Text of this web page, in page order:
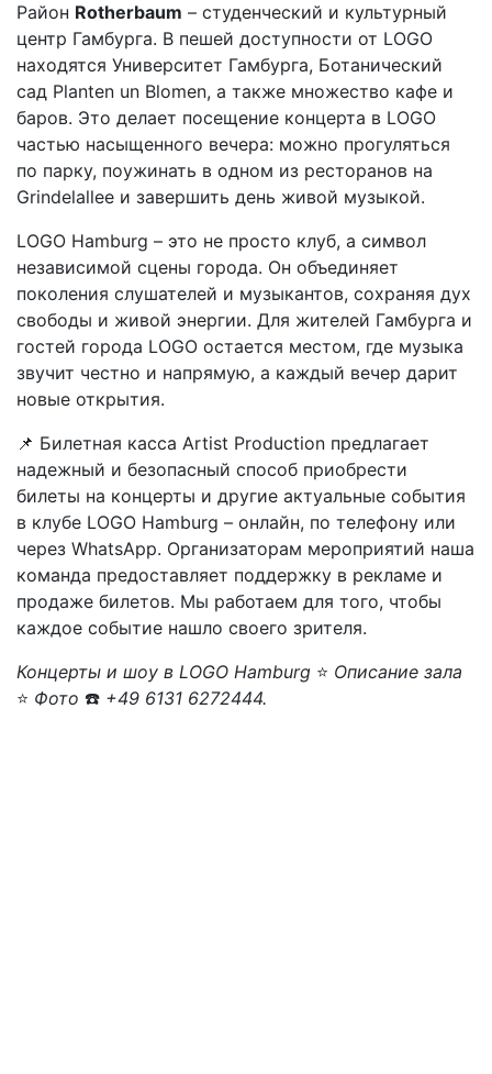
Район Rotherbaum – студенческий и культурный
центр Гамбурга. В пешей доступности от LOGO
находятся Университет Гамбурга, Ботанический
сад Planten un Blomen, а также множество кафе и
баров. Это делает посещение концерта в LOGO
частью насыщенного вечера: можно прогуляться
по парку, поужинать в одном из ресторанов на
Grindelallee и завершить день живой музыкой.
LOGO Hamburg – это не просто клуб, а символ
независимой сцены города. Он объединяет
поколения слушателей и музыкантов, сохраняя дух
свободы и живой энергии. Для жителей Гамбурга и
гостей города LOGO остается местом, где музыка
звучит честно и напрямую, а каждый вечер дарит
новые открытия.
📌 Билетная касса Artist Production предлагает
надежный и безопасный способ приобрести
билеты на концерты и другие актуальные события
в клубе LOGO Hamburg – онлайн, по телефону или
через WhatsApp. Организаторам мероприятий наша
команда предоставляет поддержку в рекламе и
продаже билетов. Мы работаем для того, чтобы
каждое событие нашло своего зрителя.
Концерты и шоу в LOGO Hamburg ⭐ Описание зала
⭐ Фото ☎️ +49 6131 6272444.